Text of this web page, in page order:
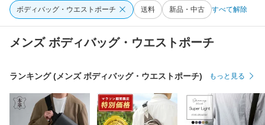
ボディバッグ・ウエストポーチ 送料 新品・中古 すべて解除
メンズ ボディバッグ・ウエストポーチ
ランキング (メンズ ボディバッグ・ウエストポーチ) もっと見る